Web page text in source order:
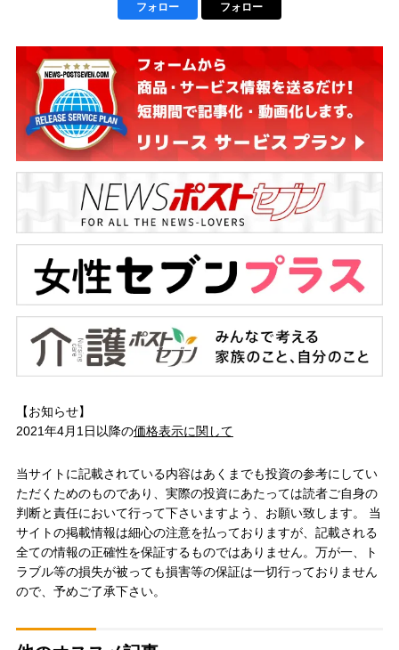
フォロー フォロー
【お知らせ】
2021年4月1日以降の価格表示に関して
当サイトに記載されている内容はあくまでも投資の参考にしてい
ただくためのものであり、実際の投資にあたっては読者ご自身の
判断と責任において行って下さいますよう、お願い致します。 当
サイトの掲載情報は細心の注意を払っておりますが、記載される
全ての情報の正確性を保証するものではありません。万が一、ト
ラブル等の損失が被っても損害等の保証は一切行っておりません
ので、予めご了承下さい。